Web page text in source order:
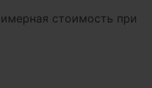
стоимость при